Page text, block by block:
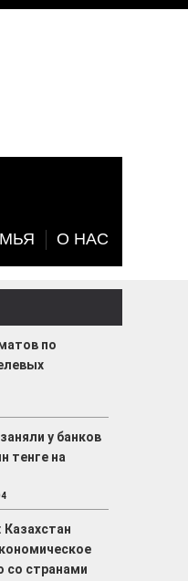
О НАС
по
у банков
тенге на
Казахстан
со странами